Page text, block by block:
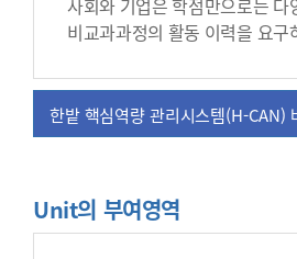
사회와 기업은 학점만으로는
비교과과정의 활동 이력을 요구
한밭 핵심역량 관리시스템(H-CAN)
Unit의 부여영역